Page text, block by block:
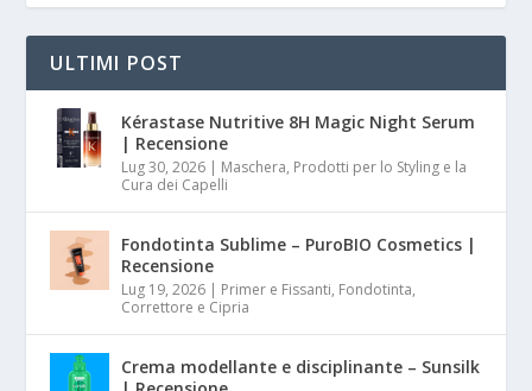
ULTIMI POST
Kérastase Nutritive 8H Magic Night Serum
| Recensione
Lug 30, 2026 | Maschera, Prodotti per lo Styling e la
Cura dei Capelli
Fondotinta Sublime – PuroBIO Cosmetics |
Recensione
Lug 19, 2026 | Primer e Fissanti, Fondotinta,
Correttore e Cipria
Crema modellante e disciplinante – Sunsilk